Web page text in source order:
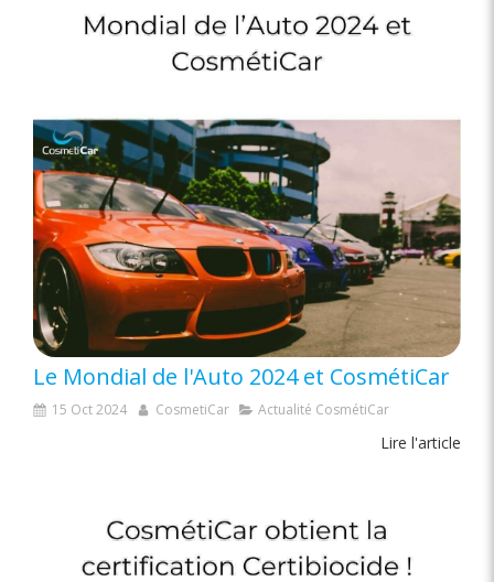
Le Mondial de l'Auto 2024 et CosmétiCar
15 Oct 2024 CosmetiCar Actualité CosmétiCar
Lire l'article